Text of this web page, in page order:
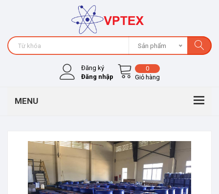
Sản phẩm
Đăng ký
Đăng nhập
0
Giỏ hàng